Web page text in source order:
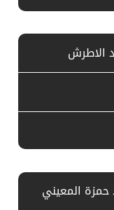
الاطرش
حمزة المعيني